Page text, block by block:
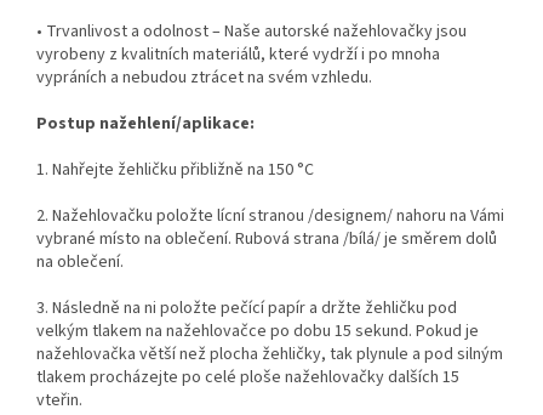
• Trvanlivost a odolnost – Naše autorské nažehlovačky jsou
vyrobeny z kvalitních materiálů, které vydrží i po mnoha
vypráních a nebudou ztrácet na svém vzhledu.
Postup nažehlení/aplikace:
1. Nahřejte žehličku přibližně na 150 °C
2. Nažehlovačku položte lícní stranou /designem/ nahoru na Vámi
vybrané místo na oblečení. Rubová strana /bílá/ je směrem dolů
na oblečení.
3. Následně na ni položte pečící papír a držte žehličku pod
velkým tlakem na nažehlovačce po dobu 15 sekund. Pokud je
nažehlovačka větší než plocha žehličky, tak plynule a pod silným
tlakem procházejte po celé ploše nažehlovačky dalších 15
vteřin.